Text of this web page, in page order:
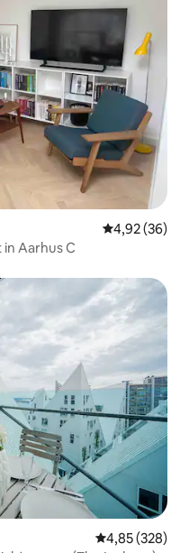
Gemiddelde
4,92 (36)
Aarhus C
Gemiddelde
4,85 (328)